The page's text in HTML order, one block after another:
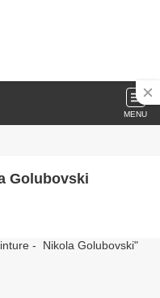
MENU
- Nikola Golubovski